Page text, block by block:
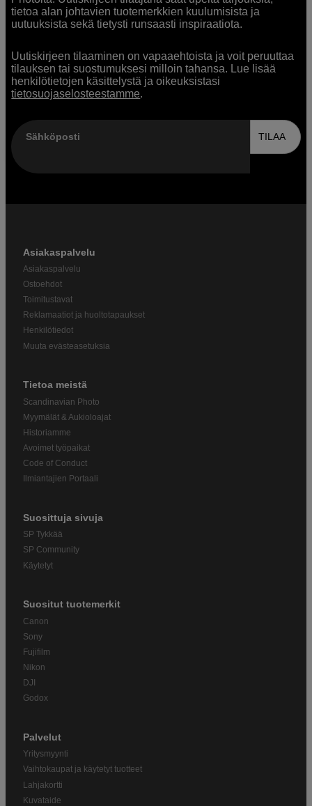
tietoa alan johtavien tuotemerkkien kuulumisista ja
uutuuksista sekä tietysti runsaasti inspiraatiota.
Uutiskirjeen tilaaminen on vapaaehtoista ja voit peruuttaa
tilauksen tai suostumuksesi milloin tahansa. Lue lisää
henkilötietojen käsittelystä ja oikeuksistasi
tietosuojaselosteestamme.
Sähköposti TILAA
Asiakaspalvelu
Asiakaspalvelu
Ostoehdot
Toimitustavat
Reklamaatiot ja huoltotapaukset
Henkilötiedot
Muuta evästeasetuksia
Tietoa meistä
Scandinavian Photo
Myymälät & Aukioloajat
Historiamme
Avoimet työpaikat
Code of Conduct
Ilmiantajien Portaali
Suosittuja sivuja
SP Tykkää
SP Community
Käytetyt
Suositut tuotemerkit
Canon
Sony
Fujifilm
Nikon
DJI
Godox
Palvelut
Yritysmyynti
Vaihtokaupat ja käytetyt tuotteet
Lahjakortti
Kuvataide